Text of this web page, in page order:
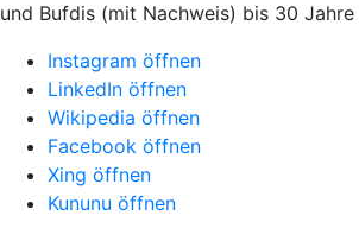
und Bufdis (mit Nachweis) bis 30
Instagram öffnen
LinkedIn öffnen
Wikipedia öffnen
Facebook öffnen
Xing öffnen
Kununu öffnen